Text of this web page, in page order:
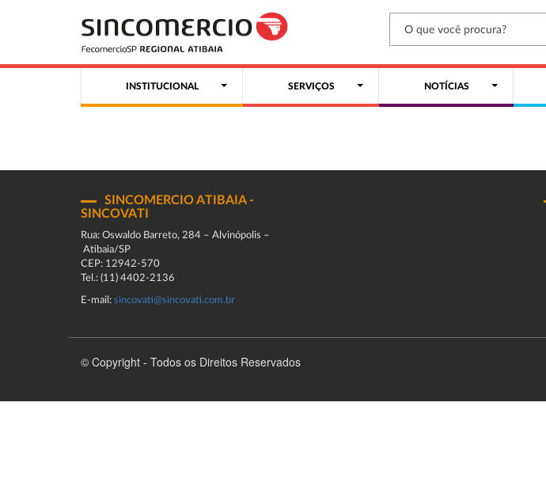
INSTITUCIONAL SERVIÇOS NOTÍCIAS
SINCOMERCIO ATIBAIA -
SINCOVATI
Rua: Oswaldo Barreto, 284 – Alvinópolis –
Atibaia/SP
CEP: 12942-570
Tel.: (11) 4402-2136
E-mail: sincovati@sincovati.com.br
© Copyright - Todos os Direitos Reservados